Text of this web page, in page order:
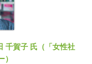
千賀子 氏（「女性社